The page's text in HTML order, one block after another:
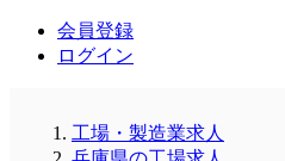
会員登録
ログイン
工場・製造業求人